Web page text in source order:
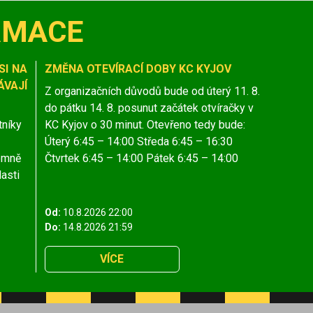
NA
ZMĚNA OTEVÍRACÍ DOBY KC KYJOV
Z organizačních důvodů bude od úterý 11. 8.
do pátku 14. 8. posunut začátek otvíračky v
KC Kyjov o 30 minut. Otevřeno tedy bude:
Úterý 6:45 – 14:00 Středa 6:45 – 16:30
Čtvrtek 6:45 – 14:00 Pátek 6:45 – 14:00
Od: 10.8.2026 22:00
Do: 14.8.2026 21:59
VÍCE